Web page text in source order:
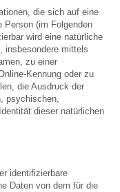
die sich auf eine
Person (im Folgenden
wird eine natürliche
insbesondere mittels
zu einer
Kennung oder zu
die Ausdruck der
psychischen,
dieser natürlichen
identifizierbare
Daten von dem für die